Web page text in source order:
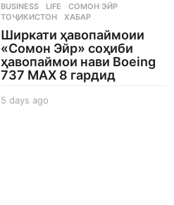
BUSINESS ,LIFE СОМОН ЭЙР
ТОҶИКИСТОН
,ХАБАР
Ширкати ҳавопаймоии
«Сомон Эйр» соҳиби
ҳавопаймои нави Boeing
737 MAX 8 гардид
5 days ago